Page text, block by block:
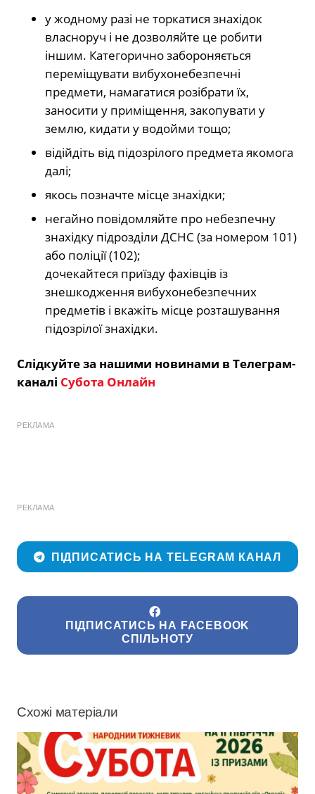
у жодному разі не торкатися знахідок
власноруч і не доз­воляйте це робити
іншим. Категорично забороняється
переміщувати вибухонебезпечні
предмети, намагатися розібрати їх,
заносити у приміщення, закопувати у
землю, кидати у водойми тощо;
відійдіть від підозрілого предмета якомога
далі;
якось позначте місце знахідки;
негайно повідомляйте про небезпечну
знахідку підрозділи ДСНС (за номером 101)
або поліції (102);
дочекайтеся приїзду фахівців із
знешкодження вибухонебезпечних
предметів і вкажіть місце розташування
підозрілої знахідки.
Слідкуйте за нашими новинами в Телеграм-
каналі Субота Онлайн
РЕКЛАМА
РЕКЛАМА
ПІДПИСАТИСЬ НА TELEGRAM КАНАЛ
ПІДПИСАТИСЬ НА FACEBOOK
СПІЛЬНОТУ
Схожі матеріали